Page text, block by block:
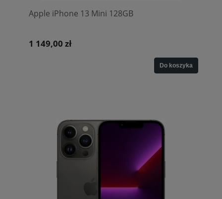
Apple iPhone 13 Mini 128GB
1 149,00 zł
Do koszyka